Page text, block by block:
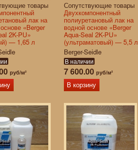
товары
лак на
«Berger
2K-PU»
— 1,65 л
руб/м²
Сопутствующие товары
Двухкомпонентный
полиуретановый лак на
водной основе «Berger
Aqua-Seal 2K-PU»
(ультраматовый) — 5,5 л
Berger-Seidle
В наличии
7 600.00 руб/м²
В корзину